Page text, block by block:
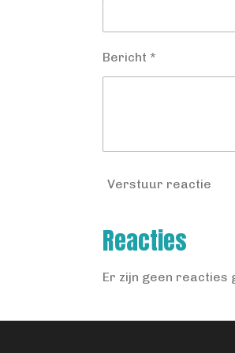
Bericht *
Verstuur reactie
Reacties
Er zijn geen reacties